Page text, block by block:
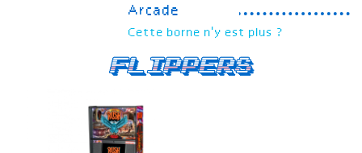
Arcade
Cette borne n'y est plus ?
Flippers